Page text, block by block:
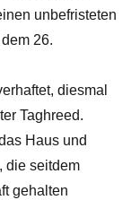
unbefristeten
26.
diesmal
Taghreed.
Haus und
die seitdem
gehalten